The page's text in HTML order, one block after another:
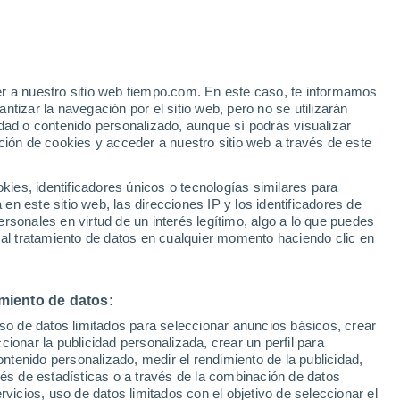
nuestro sitio web tiempo.com. En este caso, te informamos
la navegación por el sitio web, pero no se utilizarán
o contenido personalizado, aunque sí podrás visualizar
de cookies y acceder a nuestro sitio web a través de este
identificadores únicos o tecnologías similares para
este sitio web, las direcciones IP y los identificadores de
en virtud de un interés legítimo, algo a lo que puedes
tratamiento de datos en cualquier momento haciendo clic en
de datos:
de datos limitados para seleccionar anuncios básicos, crear
la publicidad personalizada, crear un perfil para
personalizado, medir el rendimiento de la publicidad,
de estadísticas o a través de la combinación de datos
uso de datos limitados con el objetivo de seleccionar el
nubosidad Radar de lluvia Satélites Modelos
12 Ago
Jueves
13 Ago
14 Ago
15 Ago